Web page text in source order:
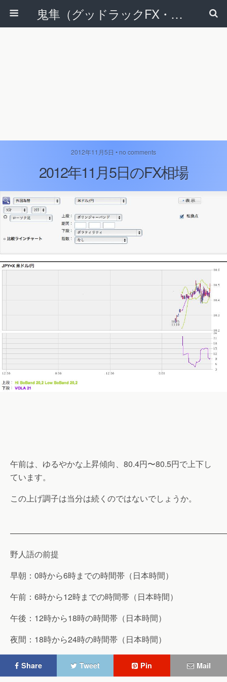
鬼隼（グッドラックFX・改）
2012年11月5日 • no comments
2012年11月5日のFX相場
午前は、ゆるやかな上昇傾向、80.4円〜80.5円で上下し
ています。
この上げ調子は当分は続くのではないでしょうか。
野人語の前提
早朝：0時から6時までの時間帯（日本時間）
午前：6時から12時までの時間帯（日本時間）
午後：12時から18時の時間帯（日本時間）
夜間：18時から24時の時間帯（日本時間）
Share Tweet Pin Mail